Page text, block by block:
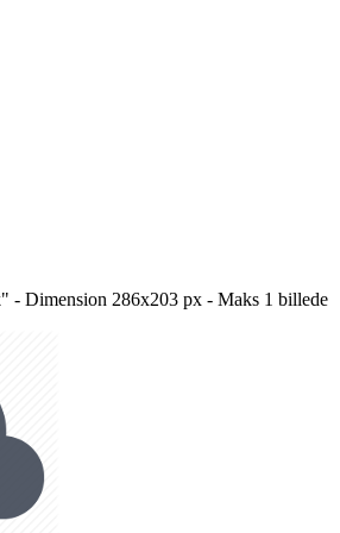
- Dimension 286x203 px - Maks 1 billede